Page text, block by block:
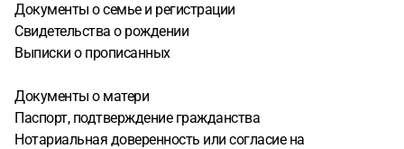
Документы о семье и регистрации
Свидетельства о рождении
Выписки о прописанных
Документы о матери
Паспорт, подтверждение гражданства
Нотариальная доверенность или согласие на